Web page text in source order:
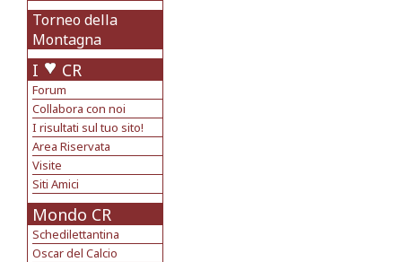
Torneo della
Montagna
I CR
Forum
Collabora con noi
I risultati sul tuo sito!
Area Riservata
Visite
Siti Amici
Mondo CR
Schedilettantina
Oscar del Calcio